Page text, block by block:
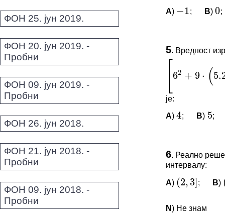
ФОН 25. јун 2019.
ФОН 20. јун 2019. -
Пробни
ФОН 09. јун 2019. -
Пробни
ФОН 26. јун 2018.
ФОН 21. јун 2018. -
Пробни
ФОН 09. јун 2018. -
Пробни
A) −1 ; B) 0 ;
*Морате
5. Вредност
⎡
⎣6 + 9 ⋅ (5.25
6 2+ 9⋅(5.25 − 10⋅(
је:
A)4; B) 5;
Овај задатак
*Морате бити
6. Реално
интервалу:
A)
(
( 2,3 ] ; B) (
N) Не знам